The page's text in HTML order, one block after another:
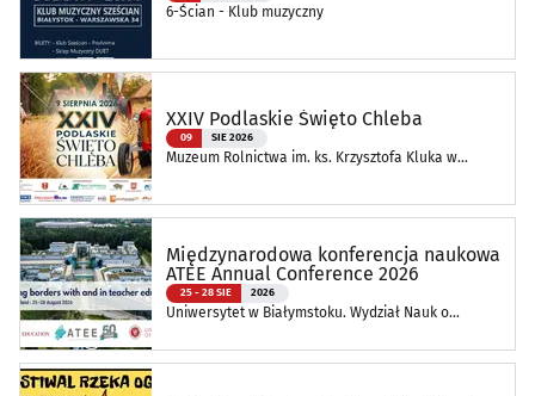
6-Ścian - Klub muzyczny
XXIV Podlaskie Święto Chleba
09 SIE 2026
Muzeum Rolnictwa im. ks. Krzysztofa Kluka w
Międzynarodowa konferencja naukowa
ATEE Annual Conference 2026
25 - 28 SIE 2026
Uniwersytet w Białymstoku. Wydział Nauk o